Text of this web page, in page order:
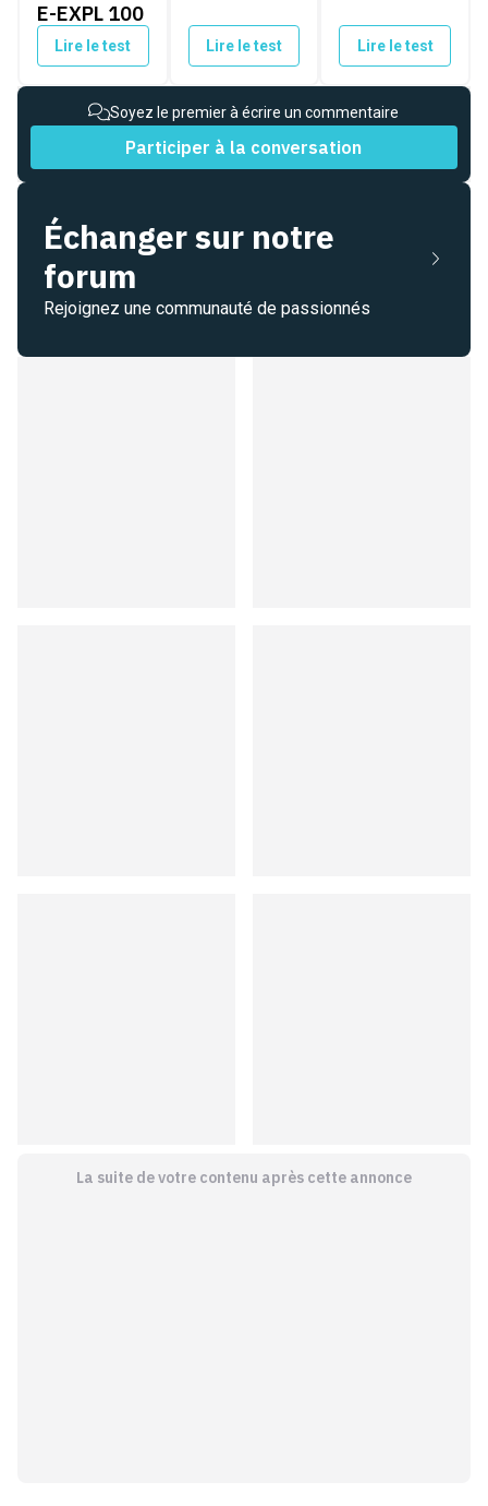
E-EXPL 100
Lire le test Lire le test Lire le test
Soyez le premier à écrire un commentaire
Participer à la conversation
Échanger sur notre
forum
Rejoignez une communauté de passionnés
La suite de votre contenu après cette annonce